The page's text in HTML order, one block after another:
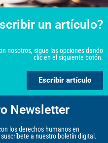
un artículo?
nosotros, sigue las opciones dando
clic en el siguiente botón.
Escribir artículo
Newsletter
los derechos humanos en
a nuestro boletín digital.